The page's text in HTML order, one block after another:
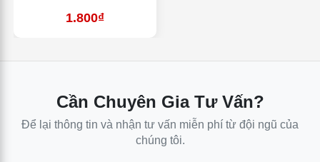
rộng 3.5cm
1.800₫
Cần Chuyên Gia Tư Vấn?
Để lại thông tin và nhận tư vấn miễn phí từ đội ngũ của
chúng tôi.